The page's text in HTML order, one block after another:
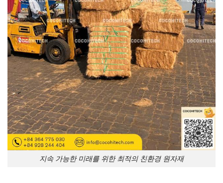
지속 가능한 미래를 위한 최적의 친환경 원자재